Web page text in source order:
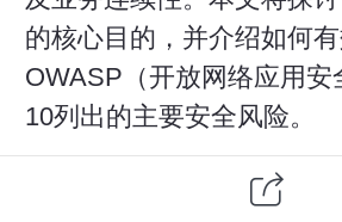
的核心目的，并介绍如何
OWASP（开放网络应用安
10列出的主要安全风险。
一、Web安全测试的核心目